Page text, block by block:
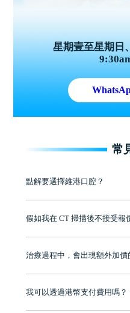
星期壹至星期日
常
點解要選擇維港口腔？
牌」、「2025香港企業領袖品牌
至今已服務超過三十個國家和地
有咨詢及服務保障中心，有任何
假如我在 CT 掃描後不接受報
治療過程中，會出現額外加價
我可以透過港幣支付費用嗎？
可以。維港口腔會按照當日匯率